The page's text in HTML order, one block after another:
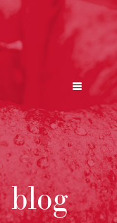
blog